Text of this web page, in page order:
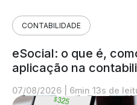
CONTABILIDADE
eSocial: o que é,
aplicação na
07/08/2026 6min 13s de